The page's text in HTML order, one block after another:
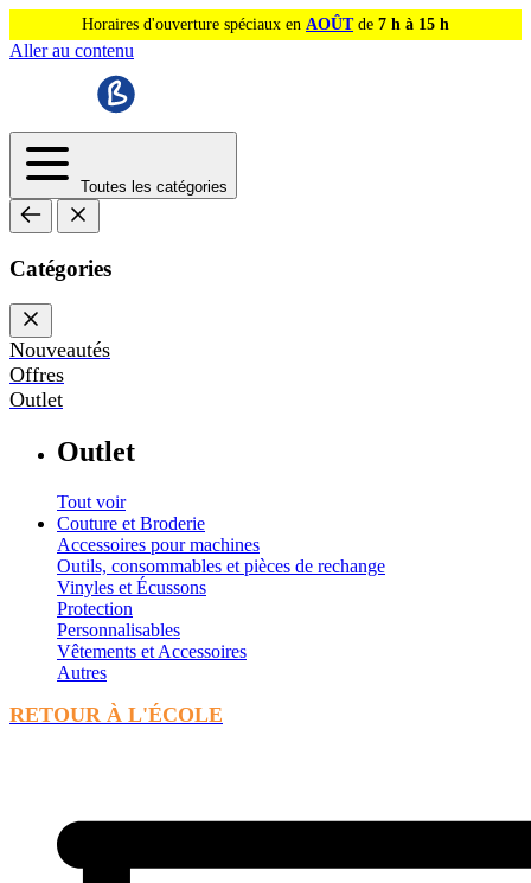
Horaires d'ouverture spéciaux en AOÛTde 7 h à 15 h
Aller au contenu
Toutes les catégories
Catégories
Nouveautés
Offres
Outlet
Outlet
Tout voir
Couture et Broderie
Accessoires pour machines
Outils, consommables et pièces de rechange
Vinyles et Écussons
Protection
Personnalisables
Vêtements et Accessoires
Autres
RETOUR À L'ÉCOLE